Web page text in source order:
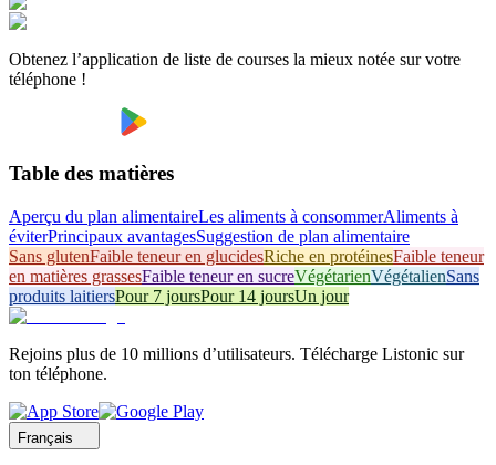
Obtenez l’application de liste de courses la mieux notée sur votre
téléphone !
Table des matières
Aperçu du plan alimentaireLes aliments à consommerAliments à
éviterPrincipaux avantagesSuggestion de plan alimentaire
Sans glutenFaible teneur en glucidesRiche en protéinesFaible teneur
en matières grassesFaible teneur en sucreVégétarienVégétalienSans
produits laitiersPour 7 joursPour 14 joursUn jour
Rejoins plus de 10 millions d’utilisateurs. Télécharge Listonic sur
ton téléphone.
Français